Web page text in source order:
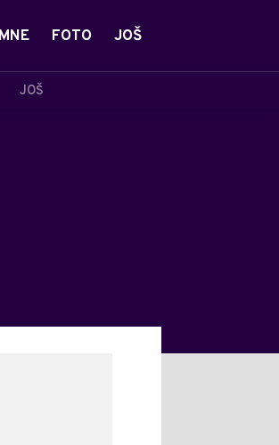
JOŠ
FOTO JOŠ